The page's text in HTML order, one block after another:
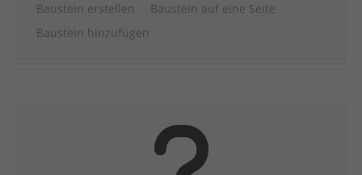
Baustein erstellen
Baustein auf eine Seite
Baustein hinzufügen